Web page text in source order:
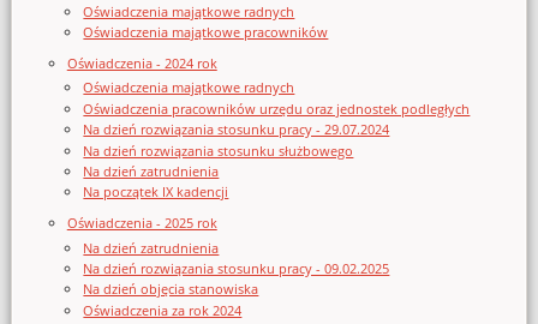
Oświadczenia majątkowe radnych
Oświadczenia majątkowe pracowników
Oświadczenia - 2024 rok
Oświadczenia majątkowe radnych
Oświadczenia pracowników urzędu oraz jednostek podległych
Na dzień rozwiązania stosunku pracy - 29.07.2024
Na dzień rozwiązania stosunku służbowego
Na dzień zatrudnienia
Na początek IX kadencji
Oświadczenia - 2025 rok
Na dzień zatrudnienia
Na dzień rozwiązania stosunku pracy - 09.02.2025
Na dzień objęcia stanowiska
Oświadczenia za rok 2024